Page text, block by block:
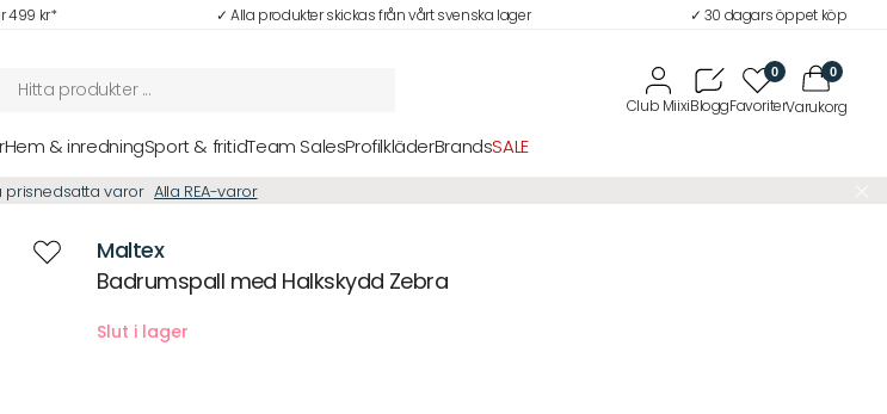
499 kr* ✓ Alla produkter skickas från vårt svenska lager ✓ 30 dagars öppet köp
0 0
Hem & inredningSport & fritidTeam SalesProfilkläderBrandsSALE
nytt i vårt sortiment hittar du här Alla nyheter
Maltex
Badrumspall med Halkskydd Zebra